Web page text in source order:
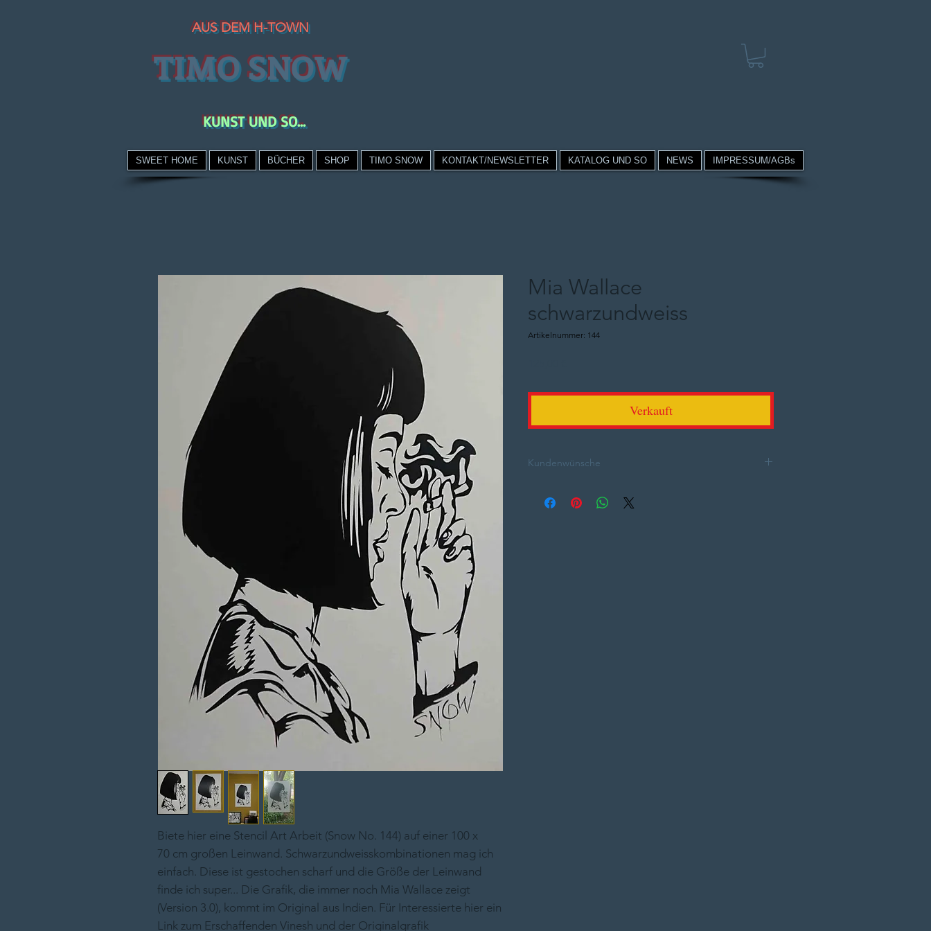
AUS DEM H-TOWN
TIMO SNOW
KUNST UND SO...
SWEET HOME KUNST BÜCHER SHOP TIMO SNOW KONTAKT/NEWSLETTER KATALOG UND SO NEWS IMPRESSUM/AGBs
Biete hier eine Stencil Art Arbeit (Snow No. 144) auf einer 100 x
70 cm großen Leinwand. Schwarzundweisskombinationen mag ich
einfach. Diese ist gestochen scharf und die Größe der Leinwand
finde ich super... Die Grafik, die immer noch Mia Wallace zeigt
(Version 3.0), kommt im Original aus Indien. Für Interessierte hier ein
Link zum Erschaffenden Vinesh und der Originalgrafik
Mia Wallace
schwarzundweiss
Artikelnummer: 144
Verkauft
Kundenwünsche